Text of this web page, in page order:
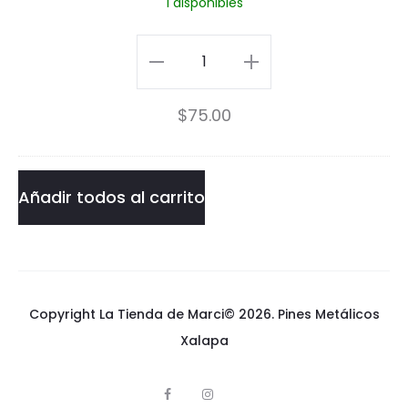
j
c
k
Pin
Bojack
cantidad
$75.00
Añadir todos al carrito
Copyright La Tienda de Marci© 2026.Pines Metálicos
Xalapa